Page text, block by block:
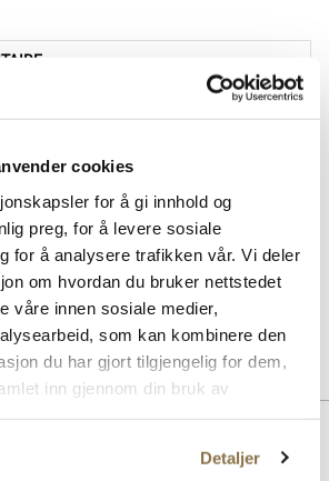
cookies
for å gi innhold og
preg, for å levere sosiale
for å analysere trafikken vår. Vi deler
om hvordan du bruker nettstedet
våre innen sosiale medier,
som kan kombinere den
du har gjort tilgjengelig for dem,
inn gjennom din bruk av
Detaljer
Protector impregneringsspray
cream - nøytral